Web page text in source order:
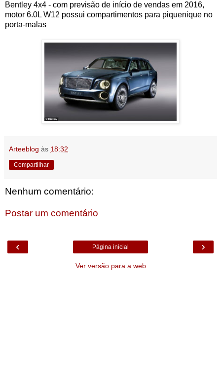
Bentley 4x4 - com previsão de início de vendas em 2016,
motor 6.0L W12 possui compartimentos para piquenique no
porta-malas
Arteeblog às 18:32
Compartilhar
Nenhum comentário:
Postar um comentário
‹ ›
Página inicial
Ver versão para a web